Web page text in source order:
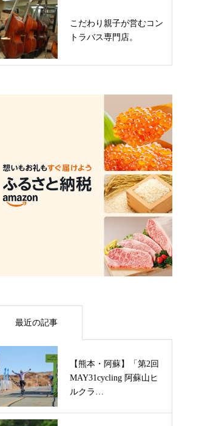
こだわり親子が営むコン
トラバス専門店。
最近の記事
【熊本・阿蘇】「第2回
MAY31cycling 阿蘇山ヒ
ルクラ…